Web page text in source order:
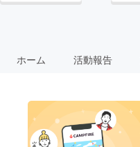
ホーム 活動報告